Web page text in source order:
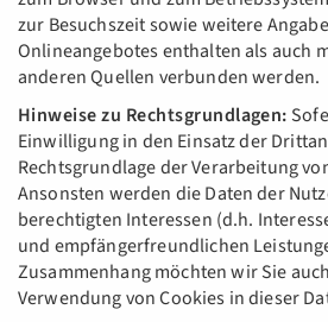
zur Besuchszeit sowie weitere
Onlineangebotes enthalten als auch
anderen Quellen verbunden werden.
Hinweise zu Rechtsgrundlagen:
Einwilligung in den Einsatz der
Rechtsgrundlage der Verarbeitung
Ansonsten werden die Daten der
berechtigten Interessen (d.h.
und empfängerfreundlichen
Zusammenhang möchten wir Sie
Verwendung von Cookies in dieser